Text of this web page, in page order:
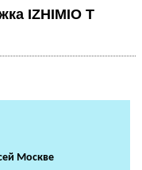
IZHIMIO T
Москве